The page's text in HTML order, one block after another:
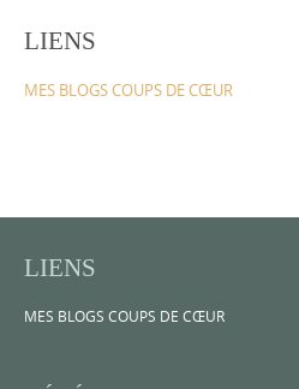
LIENS
MES BLOGS COUPS DE CŒUR
LIENS
MES BLOGS COUPS DE CŒUR